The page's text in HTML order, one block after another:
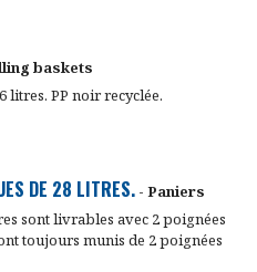
baskets
litres. PP noir recyclée.
DE 28 LITRES.- Paniers
sont livrables avec 2 poignées
toujours munis de 2 poignées